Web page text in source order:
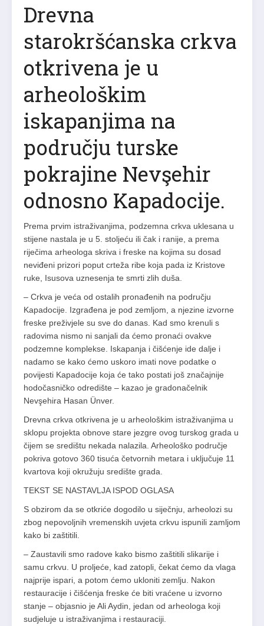
Drevna
starokršćanska crkva
otkrivena je u
arheološkim
iskapanjima na
području turske
pokrajine Nevşehir
odnosno Kapadocije.
Prema prvim istraživanjima, podzemna crkva uklesana u
stijene nastala je u 5. stoljeću ili čak i ranije, a prema
riječima arheologa skriva i freske na kojima su dosad
neviđeni prizori poput crteža ribe koja pada iz Kristove
ruke, Isusova uznesenja te smrti zlih duša.
– Crkva je veća od ostalih pronađenih na području
Kapadocije. Izgrađena je pod zemljom, a njezine izvorne
freske preživjele su sve do danas. Kad smo krenuli s
radovima nismo ni sanjali da ćemo pronaći ovakve
podzemne komplekse. Iskapanja i čišćenje ide dalje i
nadamo se kako ćemo uskoro imati nove podatke o
povijesti Kapadocije koja će tako postati još značajnije
hodočasničko odredište – kazao je gradonačelnik
Nevşehira Hasan Ünver.
Drevna crkva otkrivena je u arheološkim istraživanjima u
sklopu projekta obnove stare jezgre ovog turskog grada u
čijem se središtu nekada nalazila. Arheološko područje
pokriva gotovo 360 tisuća četvornih metara i uključuje 11
kvartova koji okružuju središte grada.
TEKST SE NASTAVLJA ISPOD OGLASA
S obzirom da se otkriće dogodilo u siječnju, arheolozi su
zbog nepovoljnih vremenskih uvjeta crkvu ispunili zamljom
kako bi zaštitili.
– Zaustavili smo radove kako bismo zaštitili slikarije i
samu crkvu. U proljeće, kad zatopli, čekat ćemo da vlaga
najprije ispari, a potom ćemo ukloniti zemlju. Nakon
restauracije i čišćenja freske će biti vraćene u izvorno
stanje – objasnio je Ali Aydin, jedan od arheologa koji
sudjeluje u istraživanjima i restauraciji.